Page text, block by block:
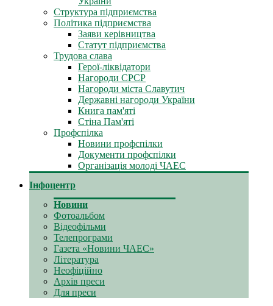
Структура підприємства
Політика підприємства
Заяви керівництва
Статут підприємства
Трудова слава
Герої-ліквідатори
Нагороди СРСР
Нагороди міста Славутич
Державні нагороди України
Книга пам'яті
Стіна Пам'яті
Профспілка
Новини профспілки
Документи профспілки
Організація молоді ЧАЕС
Інфоцентр
Новини
Фотоальбом
Відеофільми
Телепрограми
Газета «Новини ЧАЕС»
Література
Неофіційно
Архів преси
Для преси